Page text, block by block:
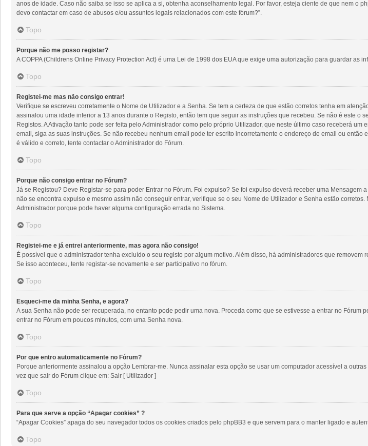
anos de idade. Caso não saiba se isso se aplica a si, obtenha aconselhamento legal. Por favor, esteja ciente de que nem o
devo contactar em caso de abusos e/ou assuntos legais relacionados com este fórum?”.
Topo
Porque não me posso registar?
A COPPA (Childrens Online Privacy Protection Act) é uma Lei de 1998 dos EUA que exige uma autorização para guardar as
Topo
Registei-me mas não consigo entrar!
Verifique se escreveu corretamente o Nome de Utilizador e a Senha. Se tem a certeza de que estão corretos tenha em
assinalou uma idade inferior a 13 anos durante o Registo, então tem que seguir as instruções que recebeu. Se não é este
Registos. A Ativação tanto pode ser feita pelo Administrador como pelo próprio Utilizador, que neste último caso receberá
email, siga as suas instruções. Se não recebeu nenhum email pode ter escrito incorretamente o endereço de email ou
é válido e correto, tente contactar o Administrador do Fórum.
Topo
Porque não consigo entrar no Fórum?
Já se Registou? Deve Registar-se para poder Entrar no Fórum. Foi expulso? Se foi expulso deverá receber uma
não se encontra expulso e mesmo assim não conseguir entrar, verifique se o seu Nome de Utilizador e Senha estão
Administrador porque pode haver alguma configuração errada no Sistema.
Topo
Registei-me e já entrei anteriormente, mas agora não consigo!
É possível que o administrador tenha excluído o seu registo por algum motivo. Além disso, há administradores que
Se isso aconteceu, tente registar-se novamente e ser participativo no fórum.
Topo
Esqueci-me da minha Senha, e agora?
A sua Senha não pode ser recuperada, no entanto pode pedir uma nova. Proceda como que se estivesse a entrar no
entrar no Fórum em poucos minutos, com uma Senha nova.
Topo
Por que entro automaticamente no Fórum?
Porque anteriormente assinalou a opção Lembrar-me. Nunca assinalar esta opção se usar um computador acessível a
vez que sair do Fórum clique em: Sair [ Utilizador ]
Topo
Para que serve a opção “Apagar cookies” ?
“Apagar Cookies” apaga do seu navegador todos os cookies criados pelo phpBB3 e que servem para o manter ligado e
Topo